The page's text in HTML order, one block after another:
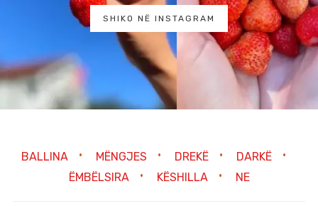
SHIKO NË INSTAGRAM
BALLINA MËNGJES DREKË
DARKË
ËMBËLSIRA
KËSHILLA NE